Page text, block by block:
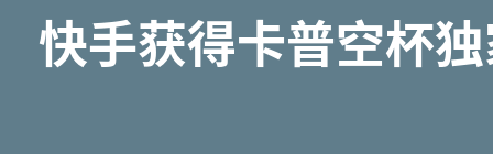
快手获得卡普空杯